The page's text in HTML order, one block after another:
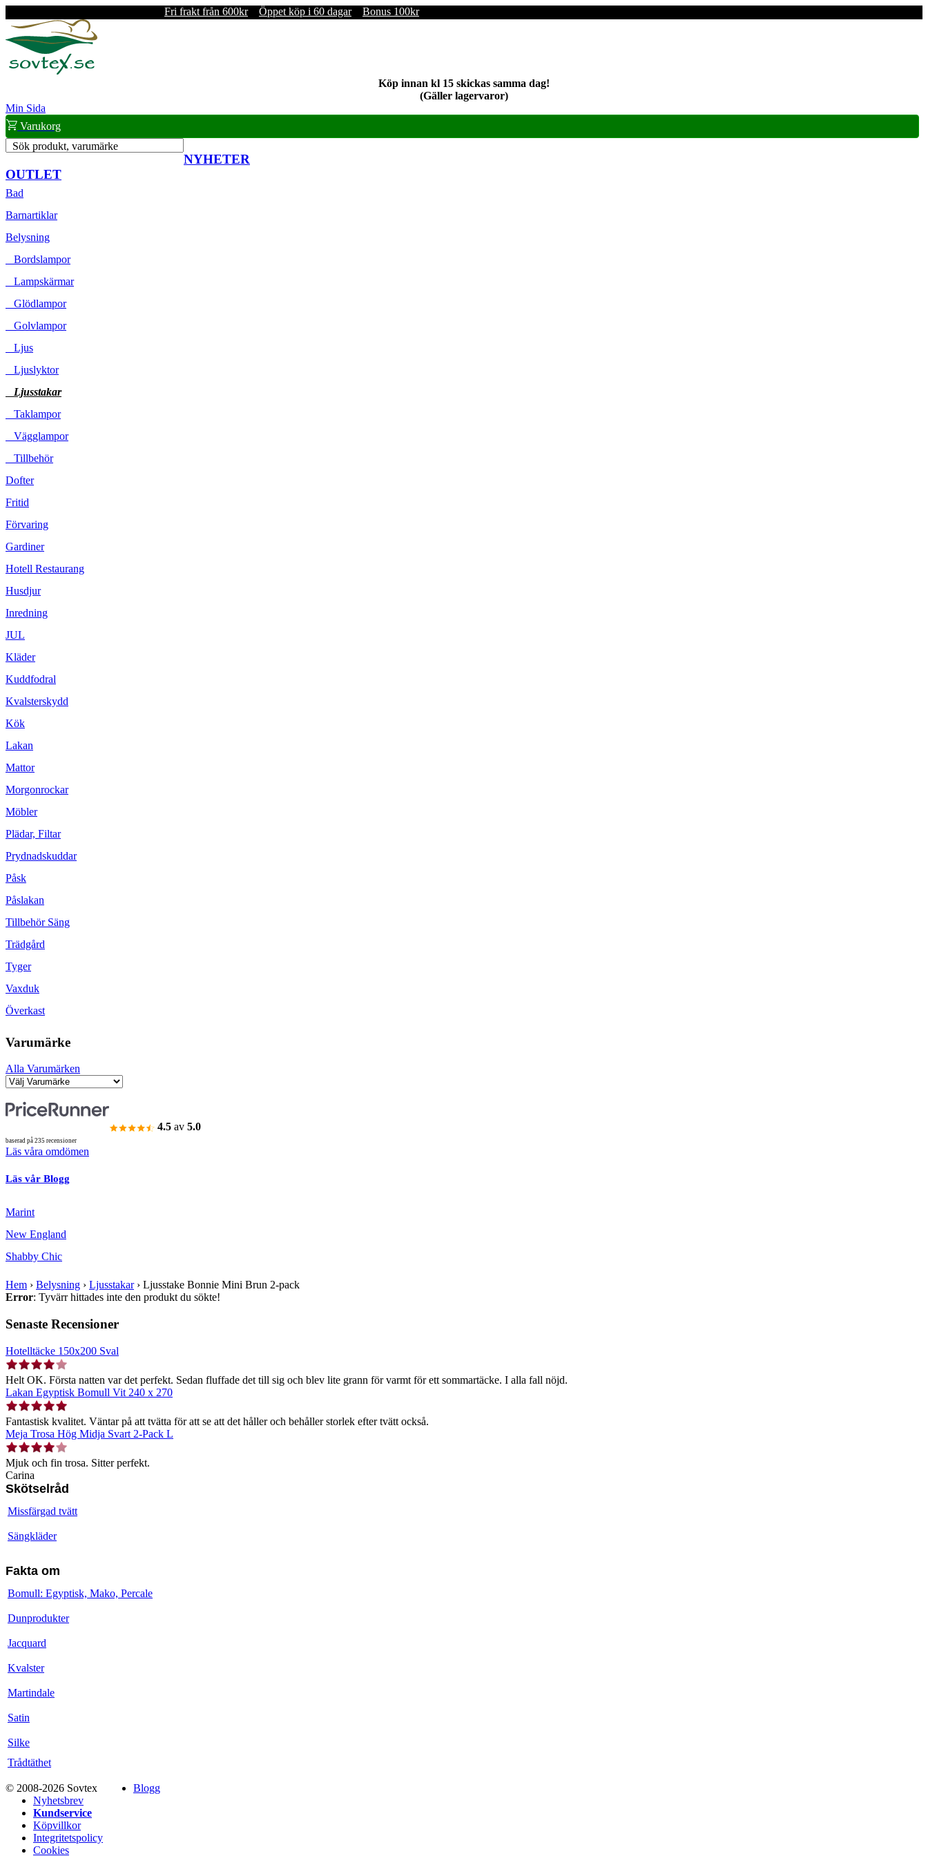
Fri frakt från 600kr Öppet köp i 60 dagar Bonus 100kr
Köp innan kl 15 skickas samma dag!
(Gäller lagervaror)
Min Sida
Varukorg
Sök produkt, varumärke
NYHETER
OUTLET
Bad
Barnartiklar
Belysning
Bordslampor
Lampskärmar
Glödlampor
Golvlampor
Ljus
Ljuslyktor
Ljusstakar
Taklampor
Vägglampor
Tillbehör
Dofter
Fritid
Förvaring
Gardiner
Hotell Restaurang
Husdjur
Inredning
JUL
Kläder
Kuddfodral
Kvalsterskydd
Kök
Lakan
Mattor
Morgonrockar
Möbler
Plädar, Filtar
Prydnadskuddar
Påsk
Påslakan
Tillbehör Säng
Trädgård
Tyger
Vaxduk
Överkast
Varumärke
Alla Varumärken
4.5 av 5.0
baserad på 235 recensioner
Läs våra omdömen
Läs vår Blogg
Marint
New England
Shabby Chic
Hem › Belysning › Ljusstakar› Ljusstake Bonnie Mini Brun 2-pack
Error: Tyvärr hittades inte den produkt du sökte!
Senaste Recensioner
Hotelltäcke 150x200 Sval
Helt OK. Första natten var det perfekt. Sedan fluffade det till sig och blev lite grann för varmt för ett sommartäcke. I alla fall nöjd.
Lakan Egyptisk Bomull Vit 240 x 270
Fantastisk kvalitet. Väntar på att tvätta för att se att det håller och behåller storlek efter tvätt också.
Meja Trosa Hög Midja Svart 2-Pack L
Mjuk och fin trosa. Sitter perfekt.
Carina
Skötselråd
Missfärgad tvätt
Sängkläder
Fakta om
Bomull: Egyptisk, Mako, Percale
Dunprodukter
Jacquard
Kvalster
Martindale
Satin
Silke
Trådtäthet
© 2008-2026 Sovtex
Blogg
Nyhetsbrev
Kundservice
Köpvillkor
Integritetspolicy
Cookies